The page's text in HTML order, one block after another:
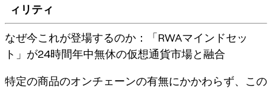
ィリティ
なぜ今これが登場するのか：「RWAマインドセッ
ト」が24時間年中無休の仮想通貨市場と融合
特定の商品のオンチェーンの有無にかかわらず、この